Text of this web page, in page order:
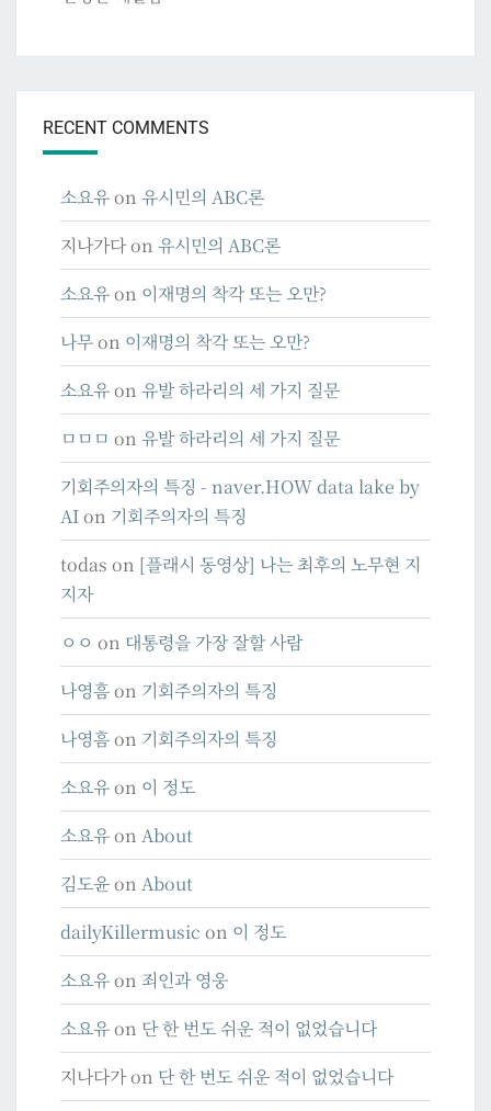
RECENT COMMENTS
소요유on 유시민의 ABC론
지나가다on 유시민의 ABC론
소요유on 이재명의 착각 또는 오만?
나무on 이재명의 착각 또는 오만?
소요유on 유발 하라리의 세 가지 질문
ㅁㅁㅁ on 유발 하라리의 세 가지 질문
기회주의자의 특징 - naver.HOW data lake by
AIon 기회주의자의 특징
todas on [플래시 동영상] 나는 최후의 노무현 지
지자
ㅇㅇ on 대통령을 가장 잘할 사람
나영흠on 기회주의자의 특징
나영흠on 기회주의자의 특징
소요유on 이 정도
소요유on About
김도윤on About
dailyKillermusic on 이 정도
소요유on 죄인과 영웅
소요유on 단 한 번도 쉬운 적이 없었습니다
지나다가on 단 한 번도 쉬운 적이 없었습니다